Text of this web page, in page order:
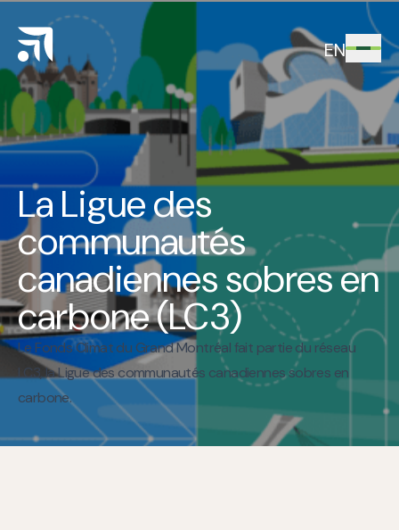
EN
La Ligue des
communautés
canadiennes sobres en
carbone (LC3)
Le Fonds Climat du Grand Montréal fait partie du réseau
LC3, la Ligue des communautés canadiennes sobres en
carbone.